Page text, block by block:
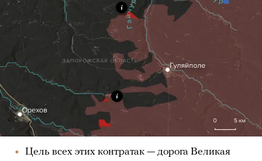
Цель всех этих контратак — дорога Великая